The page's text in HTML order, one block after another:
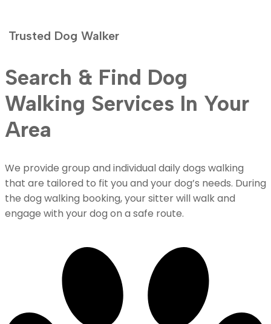
Trusted Dog Walker
Search & Find Dog
Walking Services In Your
Area
We provide group and individual daily dogs walking
that are tailored to fit you and your dog’s needs. During
the dog walking booking, your sitter will walk and
engage with your dog on a safe route.